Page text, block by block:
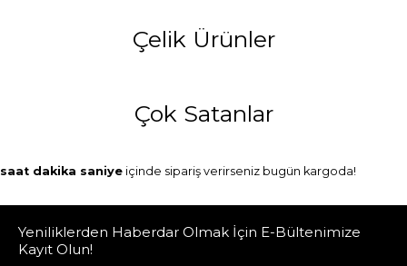
Çelik Ürünler
Çok Satanlar
saat dakika saniye içinde sipariş verirseniz bugün kargoda!
Yeniliklerden Haberdar Olmak İçin E-Bültenimize
Kayıt Olun!